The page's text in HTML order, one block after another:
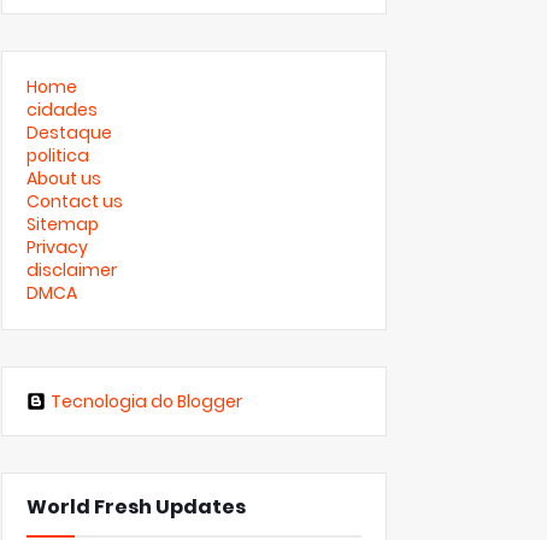
Home
cidades
Destaque
politica
About us
Contact us
Sitemap
Privacy
disclaimer
DMCA
Tecnologia do Blogger
World Fresh Updates